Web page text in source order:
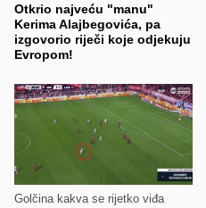
Otkrio najveću "manu"
Kerima Alajbegovića, pa
izgovorio riječi koje odjekuju
Evropom!
Golčina kakva se rijetko viđa